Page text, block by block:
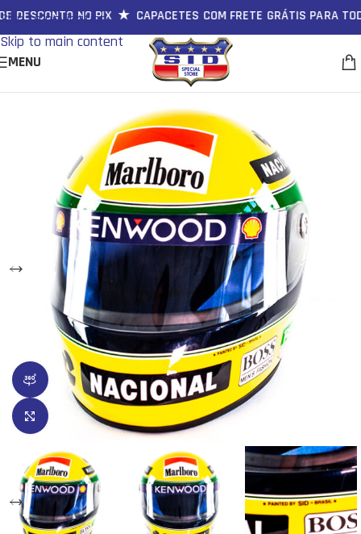
Skip to navigation
Skip to main content
NO PIX ★ CAPACETES COM FRETE GRÁTIS PARA
MENU
Veja em 360º
Clique para ampliar